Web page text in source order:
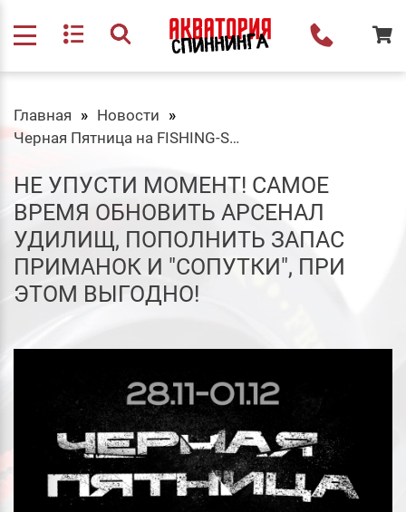
Главная
Новости
Черная Пятница на FISHING-SHOP.RU
НЕ УПУСТИ МОМЕНТ! САМОЕ
ВРЕМЯ ОБНОВИТЬ АРСЕНАЛ
УДИЛИЩ, ПОПОЛНИТЬ ЗАПАС
ПРИМАНОК И "СОПУТКИ", ПРИ
ЭТОМ ВЫГОДНО!